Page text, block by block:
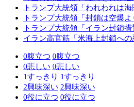
トランプ大統領「われわれは
トランプ大統領「封鎖は空爆
トランプ大統領「イラン封鎖
イラン高官筋「米海上封鎖へ
0腹立つ 0腹立つ
0悲しい 0悲しい
1すっきり 1すっきり
2興味深い 2興味深い
0役に立つ 0役に立つ